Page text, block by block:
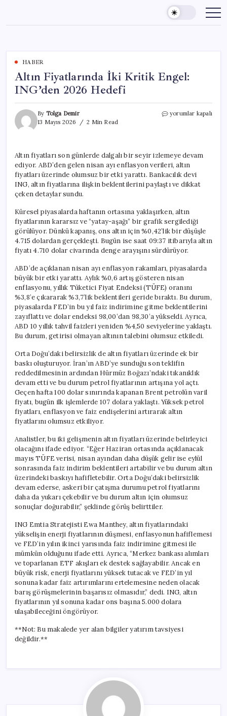
content
HABER
Altın Fiyatlarında İki Kritik Engel:
ING’den 2026 Hedefi
By Tolga Demir
13 Mayıs 2026
2 Min Read
Altın
ING’den
2026
Hedefi
için
yorumlar kapalı
Altın fiyatları son günlerde dalgalı bir seyir izlemeye devam
ediyor. ABD’den gelen nisan ayı enflasyon verileri, altın
fiyatları üzerinde olumsuz bir etki yarattı. Bankacılık devi
ING, altın fiyatlarına ilişkin beklentilerini paylaştı ve dikkat
çeken detaylar sundu.
Küresel piyasalarda haftanın ortasına yaklaşırken, altın
fiyatlarının kararsız ve “yatay-aşağı” bir grafik sergilediği
görülüyor. Dünkü kapanış, ons altın için %0,42’lik bir düşüşle
4.715 dolardan gerçekleşti. Bugün ise saat 09:37 itibarıyla altın
fiyatı 4.710 dolar civarında denge arayışını sürdürüyor.
ABD’de açıklanan nisan ayı enflasyon rakamları, piyasalarda
büyük bir etki yarattı. Aylık %0,6 artış gösteren nisan
enflasyonu, yıllık Tüketici Fiyat Endeksi (TÜFE) oranını
%3,8’e çıkararak %3,7’lik beklentileri geride bıraktı. Bu durum,
piyasalarda FED’in bu yıl faiz indirimine gitme beklentilerini
zayıflattı ve dolar endeksi 98,00’dan 98,30’a yükseldi. Ayrıca,
ABD 10 yıllık tahvil faizleri yeniden %4,50 seviyelerine yaklaştı.
Bu durum, getirisi olmayan altının talebini olumsuz etkiledi.
Orta Doğu’daki belirsizlik de altın fiyatları üzerinde ek bir
baskı oluşturuyor. İran’ın ABD’ye sunduğu son teklifin
reddedilmesinin ardından Hürmüz Boğazı’ndaki tıkanıklık
devam etti ve bu durum petrol fiyatlarının artışına yol açtı.
Geçen hafta 100 dolar sınırında kapanan Brent petrolün varil
fiyatı, bugün ilk işlemlerde 107 dolara yaklaştı. Yüksek petrol
fiyatları, enflasyon ve faiz endişelerini artırarak altın
fiyatlarını olumsuz etkiliyor.
Analistler, bu iki gelişmenin altın fiyatları üzerinde belirleyici
olacağını ifade ediyor. “Eğer Haziran ortasında açıklanacak
mayıs TÜFE verisi, nisan ayından daha düşük gelir ise eylül
sonrasında faiz indirim beklentileri artabilir ve bu durum altın
üzerindeki baskıyı hafifletebilir. Orta Doğu’daki belirsizlik
devam ederse, askeri bir çatışma durumu petrol fiyatlarını
daha da yukarı çekebilir ve bu durum altın için olumsuz
sonuçlar doğurabilir,” şeklinde görüş belirttiler.
ING Emtia Stratejisti Ewa Manthey, altın fiyatlarındaki
yükselişin enerji fiyatlarının düşmesi, enflasyonun hafiflemesi
ve FED’in yılın ikinci yarısında faiz indirimine gitmesi ile
mümkün olduğunu ifade etti. Ayrıca, “Merkez bankası alımları
ve toparlanan ETF akışları ek destek sağlayabilir. Ancak en
büyük risk, enerji fiyatlarını yüksek tutacak ve FED’in yıl
sonuna kadar faiz artırımlarını ertelemesine neden olacak
barış görüşmelerinin başarısız olmasıdır,” dedi. ING, altın
fiyatlarının yıl sonuna kadar ons başına 5.000 dolara
ulaşabileceğini öngörüyor.
**Not: Bu makalede yer alan bilgiler yatırım tavsiyesi
değildir.**